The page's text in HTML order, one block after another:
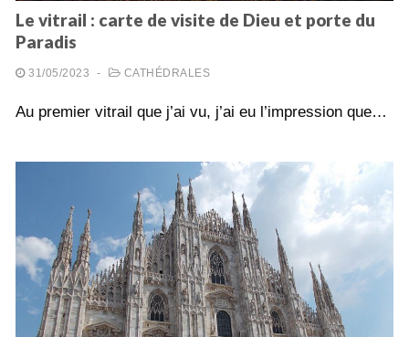
Le vitrail : carte de visite de Dieu et porte du
Paradis
31/05/2023 - CATHÉDRALES
Au premier vitrail que j’ai vu, j’ai eu l’impression que…